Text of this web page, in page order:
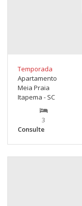
Temporada
Apartamento
Meia Praia
Itapema - SC
3
Consulte